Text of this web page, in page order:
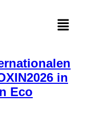
in
Eco